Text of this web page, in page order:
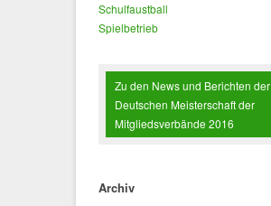
Schulfaustball
Spielbetrieb
Zu den News und Berichten der
Deutschen Meisterschaft der
Mitgliedsverbände 2016
Archiv